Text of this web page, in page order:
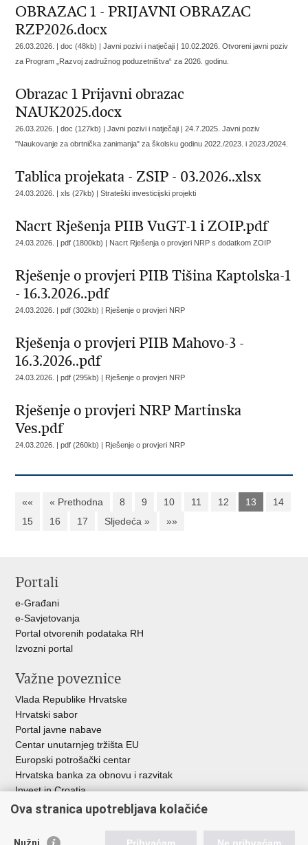
OBRAZAC 1 - PRIJAVNI OBRAZAC
RZP2026.docx
26.03.2026. | doc (48kb) | Javni pozivi i natječaji | 10.02.2026. Otvoreni javni poziv
za Program „Razvoj zadružnog poduzetništva“ za 2026. godinu.
Obrazac 1 Prijavni obrazac
NAUK2025.docx
26.03.2026. | doc (127kb) | Javni pozivi i natječaji |24.7.2025. Javni poziv
"Naukovanje za obrtnička zanimanja" za školsku godinu 2022./2023. i 2023./2024.
Tablica projekata - ZSIP - 03.2026..xlsx
24.03.2026. | xls (27kb) |Strateški investicijski projekti
Nacrt Rješenja PIIB VuGT-1 i ZOIP.pdf
24.03.2026. | pdf (1800kb) | Nacrt Rješenja o provjeri NRP s dodatkom ZOIP
Rješenje o provjeri PIIB Tišina Kaptolska-1
- 16.3.2026..pdf
24.03.2026. | pdf (302kb) | Rješenje o provjeri NRP
Rješenja o provjeri PIIB Mahovo-3 -
16.3.2026..pdf
24.03.2026. | pdf (295kb) | Rješenje o provjeri NRP
Rješenje o provjeri NRP Martinska
Ves.pdf
24.03.2026. | pdf (260kb) | Rješenje o provjeri NRP
«« « Prethodna 8 9 10 11 12 13
14
15
16 17 Sljedeća » »»
Portali
e-Građani
e-Savjetovanja
Portal otvorenih podataka RH
Izvozni portal
Važne poveznice
Vlada Republike Hrvatske
Hrvatski sabor
Portal javne nabave
Centar unutarnjeg tržišta EU
Europski potrošački centar
Hrvatska banka za obnovu i razvitak
Invest in Croatia
Europska banka za obnovu i razvoj
Središnja agencija za financiranje i ugovaranje
Ova stranica upotrebljava kolačiće
Nužni Prihvaćam Ne prihvaćam